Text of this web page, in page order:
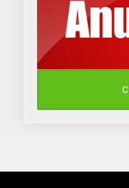
13 de agosto
Quinta-Feira
14 de agosto